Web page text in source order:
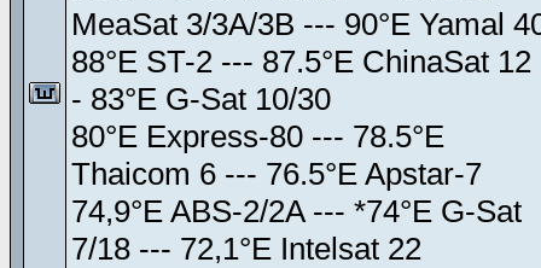
MeaSat 3/3A/3B --- 90°E Yamal
88°E ST-2 --- 87.5°E ChinaSat 12
- 83°E G-Sat 10/30
80°E Express-80 --- 78.5°E
Thaicom 6 --- 76.5°E Apstar-7
74,9°E ABS-2/2A --- *74°E G-Sat
7/18 --- 72,1°E Intelsat 22